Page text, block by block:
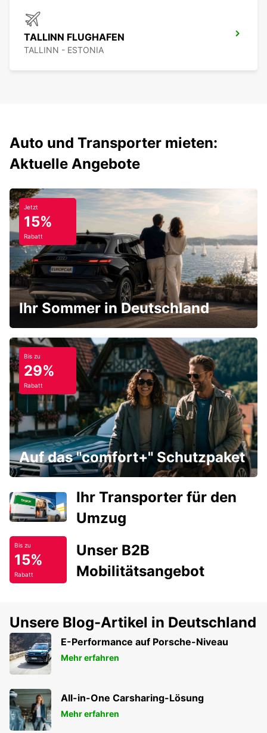
TALLINN FLUGHAFEN
TALLINN - ESTONIA
Auto und Transporter mieten:
Aktuelle Angebote
Jetzt
15%
Rabatt
Ihr Sommer in Deutschland
Bis zu
29%
Rabatt
Auf das "comfort+" Schutzpaket
Ihr Transporter für den
Umzug
Bis zu
15%
Rabatt
Unser B2B
Mobilitätsangebot
Unsere Blog-Artikel in Deutschland
E-Performance auf Porsche-Niveau
Mehr erfahren
All-in-One Carsharing-Lösung
Mehr erfahren